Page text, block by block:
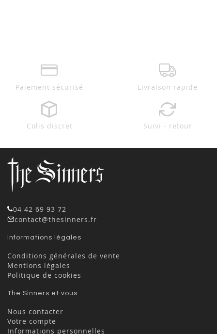
Paiement sécurisé Livraison rapide
Colis discret Suivi - retour
04 42 69 93 72
contact@thesinners.fr
Informations légales
Conditions générales de vente
Mentions légales
Politique de cookies
The Sinners et vous
Nous contacter
Votre compte
Informations personnelles